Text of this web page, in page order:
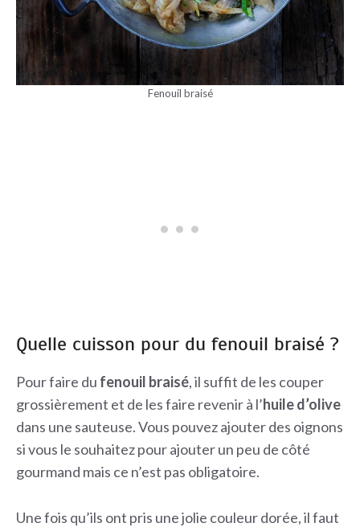
Fenouil braisé
Quelle cuisson pour du fenouil braisé ?
Pour faire du fenouil braisé, il suffit de les couper
grossièrement et de les faire revenir à l’huile d’olive
dans une sauteuse. Vous pouvez ajouter des oignons
si vous le souhaitez pour ajouter un peu de côté
gourmand mais ce n’est pas obligatoire.
Une fois qu’ils ont pris une jolie couleur dorée, il faut